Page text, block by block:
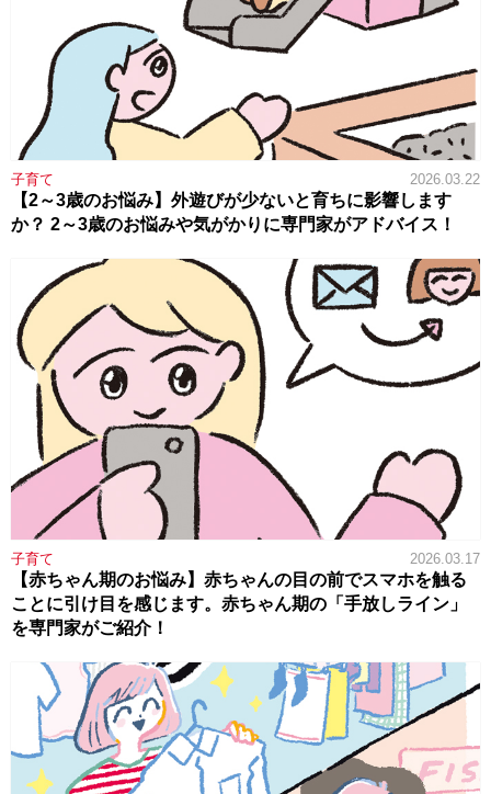
子育て 2026.03.22
【2～3歳のお悩み】外遊びが少ないと育ちに影響します
か？ 2～3歳のお悩みや気がかりに専門家がアドバイス！
子育て 2026.03.17
【赤ちゃん期のお悩み】赤ちゃんの目の前でスマホを触る
ことに引け目を感じます。赤ちゃん期の「手放しライン」
を専門家がご紹介！